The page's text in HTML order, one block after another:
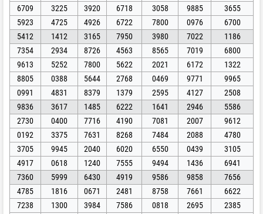
6709
3225 3920 6718 3058 9885
3655
5923
4725 4926 6722 7800 0976
6700
5412
1412 3165 7950 3980 7022
1186
7354
2934 8726 4563 8565 7019
6800
9613
5252 7800 5622 2021 6172
1322
8805
0388 5644 2768 0469 9771
9965
0991
4831 8379 1379 2595 4127
2508
9836
3617 1485 6222 1641 2946
5586
2730
0400 7716 4190 7081 2007
9612
0192
3375 7631 8268 7484 2088
4780
3705
9945 2040 6020 6550 0439
3105
4917
0618 1240 7555 9494 1436
6941
7360
5999 6430 4919 9586 9858
7656
4785
1816 0671 2481 8758 7661
6622
7238
1300 3984 7586 0818 2695
2385